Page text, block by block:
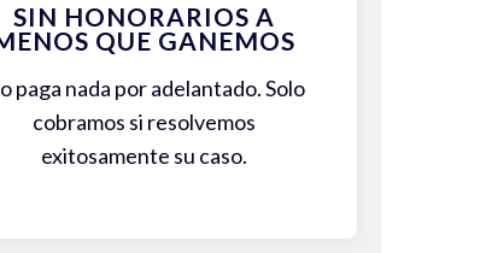
SIN HONORARIOS A
QUE GANEMOS
paga nada por adelantado. Solo
cobramos si resolvemos
exitosamente su caso.